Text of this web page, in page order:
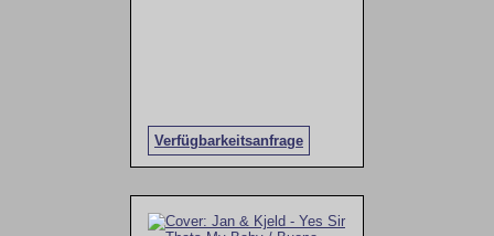
Verfügbarkeitsanfrage